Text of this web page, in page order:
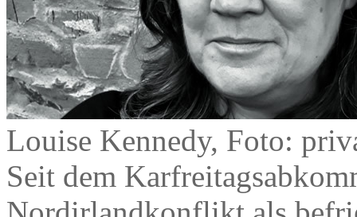
Louise Kennedy, Foto:
Seit dem